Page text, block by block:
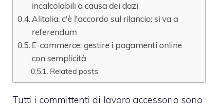
incalcolabili a causa dei dazi
Alitalia, c'è l'accordo sul rilancio: si va a
referendum
E-commerce: gestire i pagamenti online
con semplicità
Related posts:
Tutti i committenti di lavoro accessorio sono